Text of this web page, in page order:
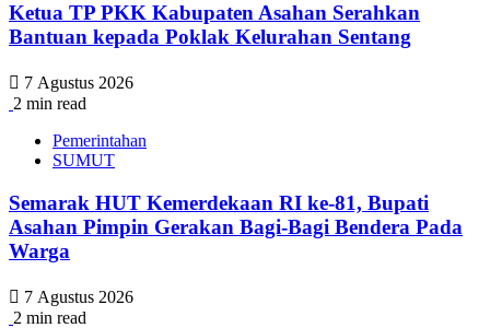
Ketua TP PKK Kabupaten Asahan Serahkan
Bantuan kepada Poklak Kelurahan Sentang
7 Agustus 2026
2 min read
Pemerintahan
SUMUT
Semarak HUT Kemerdekaan RI ke-81, Bupati
Asahan Pimpin Gerakan Bagi-Bagi Bendera Pada
Warga
7 Agustus 2026
2 min read